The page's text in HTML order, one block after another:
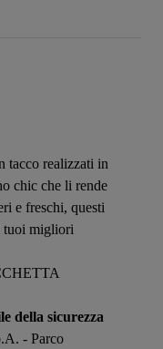
tacco realizzati in
chic che li rende
e freschi, questi
tuoi migliori
della sicurezza
- Parco